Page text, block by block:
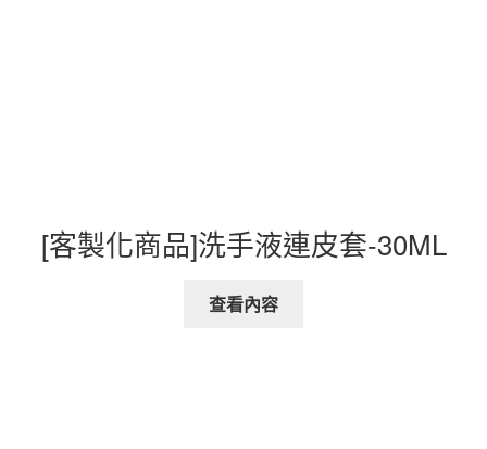
[客製化商品]洗手液連皮套-30ML
查看內容